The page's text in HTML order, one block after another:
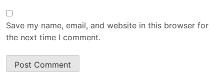
Save my name, email, and website in this browser for
the next time I comment.